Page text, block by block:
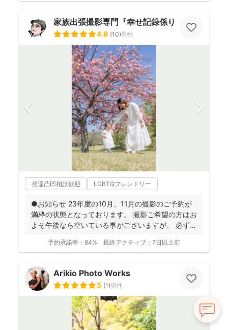
家族出張撮影専門『幸せ記録係り』 HIKO
4.8 (10)男性
発達凸凹相談歓迎 LGBTQフレンドリー
●お知らせ 23年度の10月、11月の撮影のご予約が
満枠の状態となっております。 撮影ご希望の方はお
よそ午後なら空いている事がございますが、 必ず
予約承諾率： 84% 最終アクティブ： 7日以上前
Arikio Photo Works
5 (1)男性